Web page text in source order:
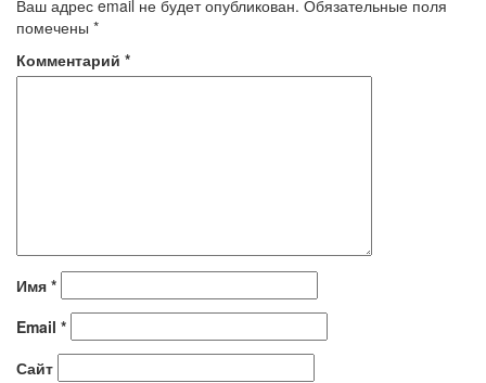
Ваш адрес email не будет опубликован. Обязательные поля
помечены *
Комментарий *
Имя *
Email *
Сайт